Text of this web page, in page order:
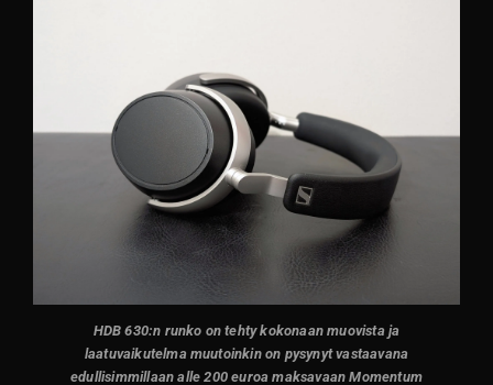
HDB 630:n runko on tehty kokonaan muovista ja
laatuvaikutelma muutoinkin on pysynyt vastaavana
edullisimmillaan alle 200 euroa maksavaan Momentum